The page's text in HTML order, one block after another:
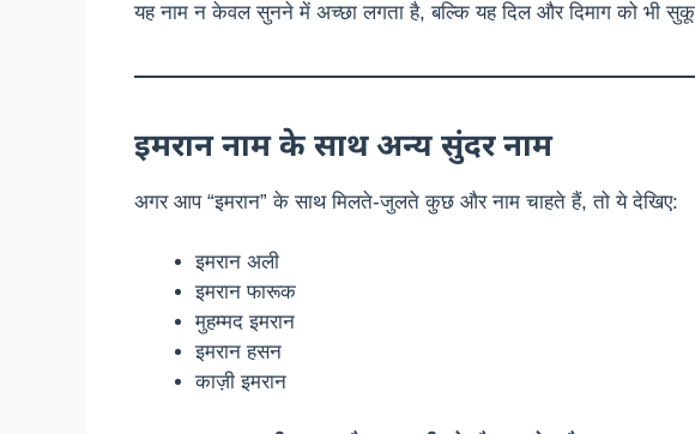
यह नाम न केवल सुनने में अच्छा लगता है, बल्कि यह दिल और दिमाग को भी
इमरान नाम के साथ अन्य सुंदर नाम
अगर आप “इमरान” के साथ मिलते-जुलते कुछ और नाम चाहते हैं, तो ये देखिए:
इमरान अली
इमरान फारूक
मुहम्मद इमरान
इमरान हसन
काज़ी इमरान